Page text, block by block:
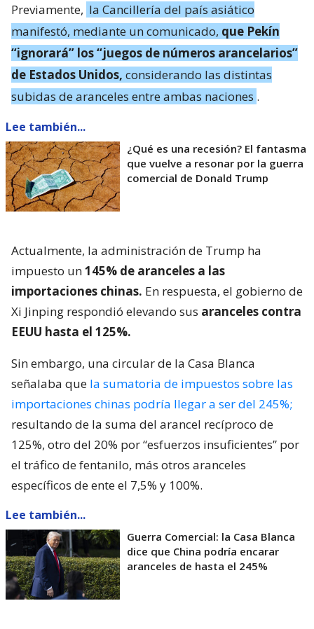
Previamente, la Cancillería del país asiático
manifestó, mediante un comunicado, que Pekín
“ignorará” los “juegos de números arancelarios”
de Estados Unidos, considerando las distintas
subidas de aranceles entre ambas naciones .
Lee también...
¿Qué es una recesión? El fantasma
que vuelve a resonar por la guerra
comercial de Donald Trump
Actualmente, la administración de Trump ha
impuesto un145% de aranceles a las
importaciones chinas. En respuesta, el gobierno de
Xi Jinping respondió elevando sus aranceles contra
EEUU hasta el 125%.
Sin embargo, una circular de la Casa Blanca
señalaba que la sumatoria de impuestos sobre las
importaciones chinas podría llegar a ser del 245%;
resultando de la suma del arancel recíproco de
125%, otro del 20% por “esfuerzos insuficientes” por
el tráfico de fentanilo, más otros aranceles
específicos de ente el 7,5% y 100%.
Lee también...
Guerra Comercial: la Casa Blanca
dice que China podría encarar
aranceles de hasta el 245%